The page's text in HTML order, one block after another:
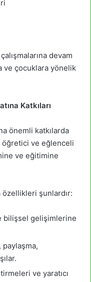
devam
ve çocuklara yönelik
Katkıları
önemli katkılarda
öğretici ve eğlenceli
ve eğitimine
özellikleri şunlardır:
bilişsel gelişimlerine
ve yaratıcı